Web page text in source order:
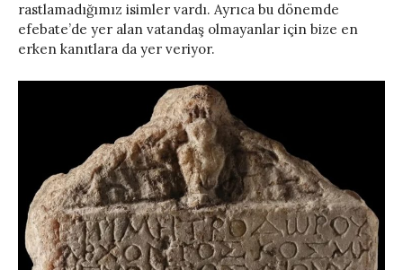
rastlamadığımız isimler vardı. Ayrıca bu dönemde
efebate’de yer alan vatandaş olmayanlar için bize en
erken kanıtlara da yer veriyor.